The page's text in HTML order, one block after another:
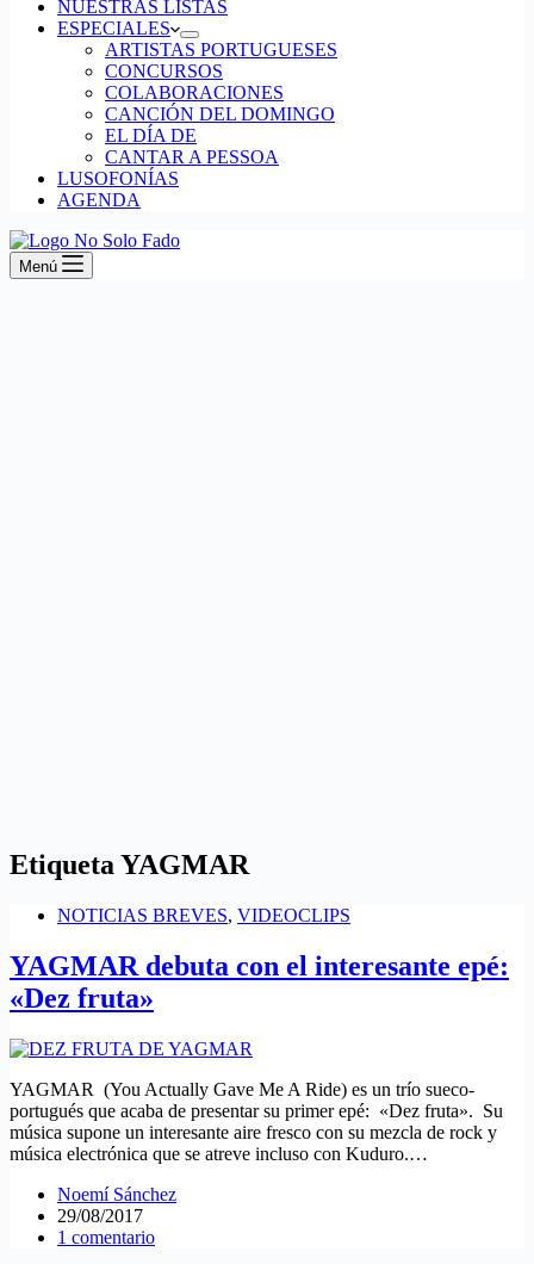
NUESTRAS LISTAS
ESPECIALES
ARTISTAS PORTUGUESES
CONCURSOS
COLABORACIONES
CANCIÓN DEL DOMINGO
EL DÍA DE
CANTAR A PESSOA
LUSOFONÍAS
AGENDA
Menú
Etiqueta YAGMAR
NOTICIAS BREVES, VIDEOCLIPS
YAGMAR debuta con el interesante epé:
«Dez fruta»
YAGMAR (You Actually Gave Me A Ride) es un trío sueco-
portugués que acaba de presentar su primer epé: «Dez fruta». Su
música supone un interesante aire fresco con su mezcla de rock y
música electrónica que se atreve incluso con Kuduro.…
Noemí Sánchez
29/08/2017
1 comentario